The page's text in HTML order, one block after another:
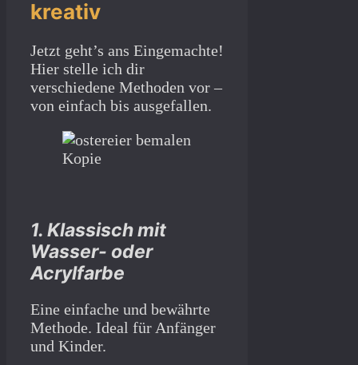
kreativ
Jetzt geht’s ans Eingemachte!
Hier stelle ich dir
verschiedene Methoden vor –
von einfach bis ausgefallen.
1. Klassisch mit
Wasser- oder
Acrylfarbe
Eine einfache und bewährte
Methode. Ideal für Anfänger
und Kinder.